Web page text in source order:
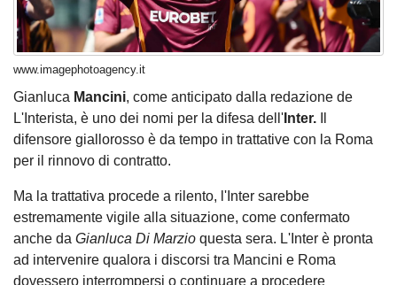
www.imagephotoagency.it
Gianluca Mancini, come anticipato dalla redazione de
L'Interista, è uno dei nomi per la difesa dell' Inter.
difensore giallorosso è da tempo in trattative con la Roma
per il rinnovo di contratto.
Ma la trattativa procede a rilento, l'Inter sarebbe
estremamente vigile alla situazione, come confermato
anche da Gianluca Di Marzio questa sera. L'Inter è pronta
ad intervenire qualora i discorsi tra Mancini e Roma
dovessero interrompersi o continuare a procedere